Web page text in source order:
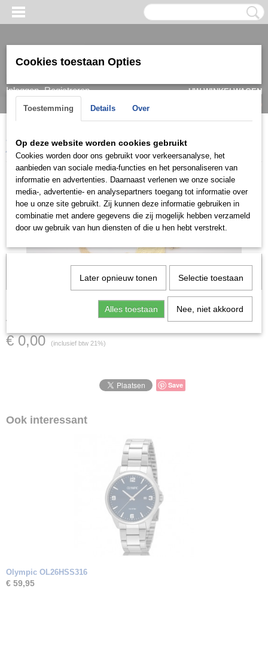
Inloggen Registreren
UW WINKELWAGEN
(0)
Home > Armband > Dames Goud/ witgoud >
ARG2080
Let op: het kan voorkomen dat het product onlangs in de zaak is
verkocht; in dat geval nemen wij contact met u op.
ARG2080
€ 0,00 (inclusief btw 21%)
Save
Ook interessant
Olympic OL26HSS316
€ 59,95
Cookies toestaan Opties
Toestemming Details Over
Op deze website worden cookies gebruikt
Cookies worden door ons gebruikt voor verkeersanalyse, het
aanbieden van sociale media-functies en het personaliseren van
informatie en advertenties. Daarnaast verlenen we onze sociale
media-, advertentie- en analysepartners toegang tot informatie over
hoe u onze site gebruikt. Zij kunnen deze informatie gebruiken in
combinatie met andere gegevens die zij mogelijk hebben verzameld
door uw gebruik van hun diensten of die u hen hebt verstrekt.
Later opnieuw tonen Selectie toestaan
Alles toestaan Nee, niet akkoord